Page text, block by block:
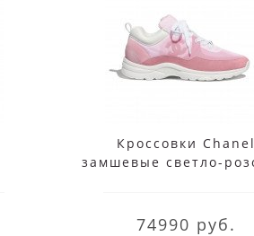
Кроссовки
замшевые светло-
74990 руб.